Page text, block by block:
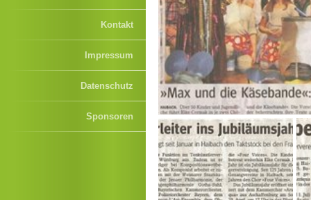
Kontakt
Impressum
Datenschutz
Sponsoren